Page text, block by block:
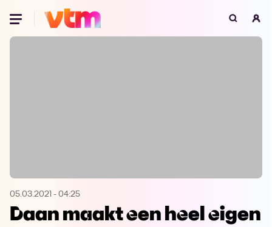
Oeps, browser niet ondersteund
Microsoft Edge Download
05.03.2021 - 04:25
Daan maakt een heel eigen